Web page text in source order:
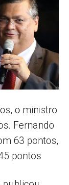
o ministro
Fernando
63 pontos,
pontos